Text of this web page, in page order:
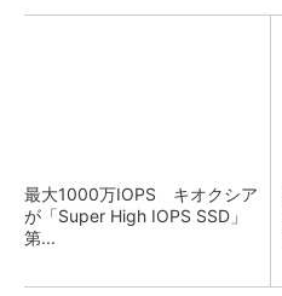
最大1000万IOPS キオクシア
が「Super High IOPS SSD」
第...